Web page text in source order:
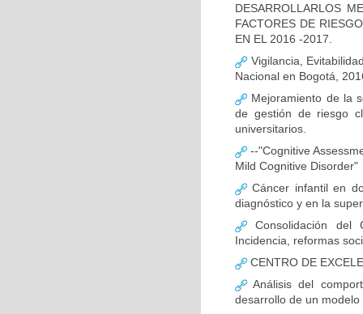
DESARROLLARLOS
FACTORES DE
EN EL 2016 -2017.
Vigilancia,
Nacional en Bogotá,
Mejoramiento de la
de gestión de riesgo
universitarios.
--"Cognitive
Mild Cognitive Disorder"
Cáncer infantil en
diagnóstico y en la
Consolidación del
Incidencia, reformas
CENTRO DE
Análisis del
desarrollo de un